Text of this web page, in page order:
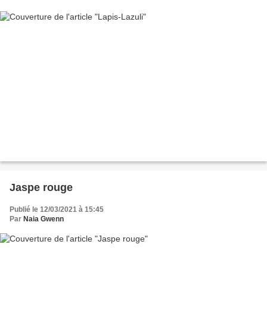
Jaspe rouge
Publié le 12/03/2021 à 15:45
Par Naia Gwenn